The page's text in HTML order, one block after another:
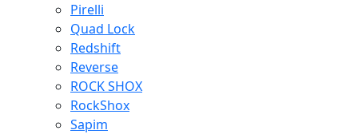
Pirelli
Quad Lock
Redshift
Reverse
ROCK SHOX
RockShox
Sapim